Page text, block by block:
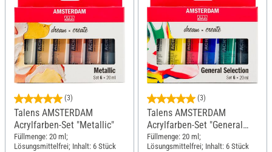
(3)
Talens AMSTERDAM
Acrylfarben-Set "Metallic"
Füllmenge: 20 ml;
Lösungsmittelfrei; Inhalt: 6 Stück
(3)
Talens AMSTERDAM
Acrylfarben-Set "General
Selection 6"
Füllmenge: 20 ml;
Lösungsmittelfrei; Inhalt: 6 Stück